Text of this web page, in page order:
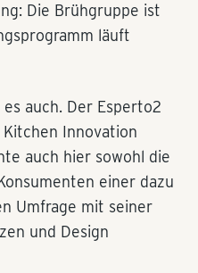
Die Brühgruppe ist
läuft
auch. Der Esperto2
Innovation
auch hier sowohl die
einer dazu
Umfrage mit seiner
und Design